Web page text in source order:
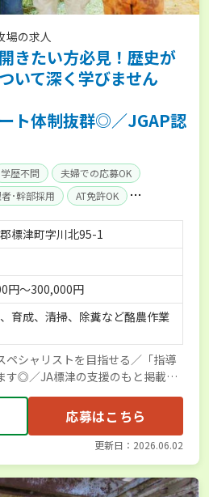
場の求人
きたい方必見！歴史が
いて深く学びません
ート体制抜群◎／JGAP認
学歴不問
夫婦での応募OK
･幹部採用
AT免許OK
績あり
経験者優遇
備 単身寮あり
標津町字川北95-1
円～300,000円
育成、清掃、除糞など酪農作業
ペシャリストを目指せる／「指導
す◎／JA標津の支援のもと掲載し
応募はこちら
更新日：2026.06.02